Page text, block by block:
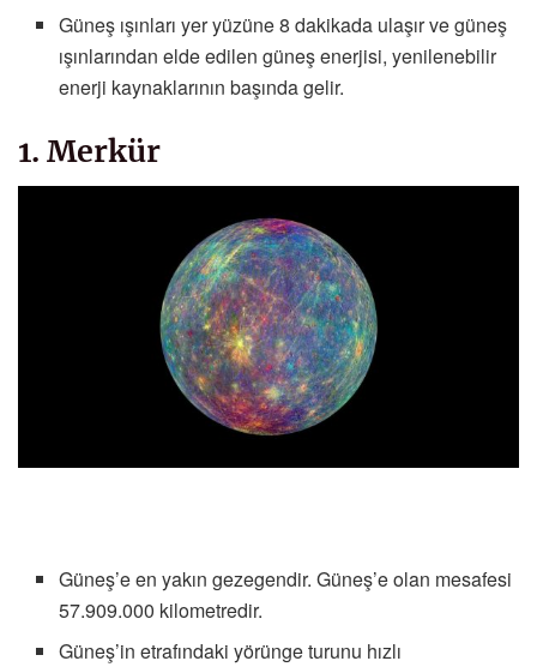
Güneş ışınları yer yüzüne 8 dakikada ulaşır ve güneş
ışınlarından elde edilen güneş enerjisi, yenilenebilir
enerji kaynaklarının başında gelir.
1. Merkür
Güneş’e en yakın gezegendir. Güneş’e olan mesafesi
57.909.000 kilometredir.
Güneş’in etrafındaki yörünge turunu hızlı